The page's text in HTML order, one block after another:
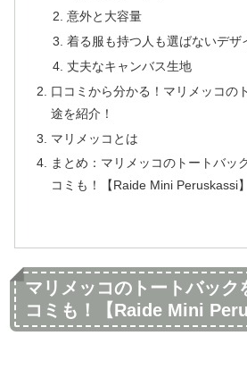
意外と大容量
着る服も持つ人も選ばないデザ
丈夫なキャンバス生地
口コミから分かる！マリメッコの
途を紹介！
マリメッコとは
まとめ：マリメッコのトートバッ
コミも！【Raide Mini Peruskassi】
マリメッコのトートバック
コミも！【Raide Mini